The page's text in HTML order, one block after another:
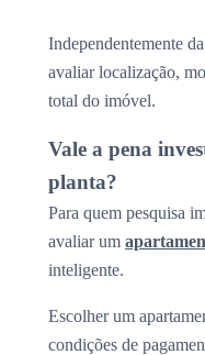
Independentemente
avaliar localização,
total do imóvel.
Vale a pena
planta?
Para quem pesquisa
avaliar um
inteligente.
Escolher um
condições de